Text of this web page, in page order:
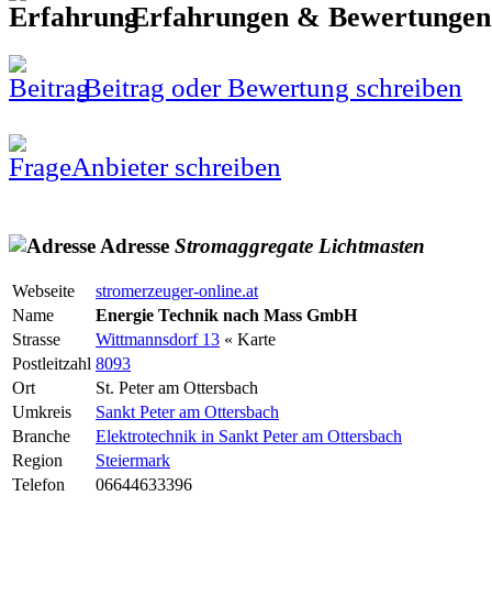
Erfahrungen &
Beitrag oder Bewertung schreiben
Anbieter schreiben
Adresse Stromaggregate Lichtmasten
Webseite
stromerzeuger-online.at
Name
Energie Technik nach Mass GmbH
Strasse
Wittmannsdorf 13 « Karte
Postleitzahl 8093
Ort
St. Peter am Ottersbach
Umkreis
Sankt Peter am Ottersbach
Branche
Elektrotechnik in Sankt Peter am Ottersbach
Region
Steiermark
Telefon
06644633396